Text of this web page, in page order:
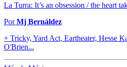
La Turra: It’s an obsession / the heart
PorMj Bernáldez
+ Tricky, Yard Act, Eartheater, Hesse
O'Brien...